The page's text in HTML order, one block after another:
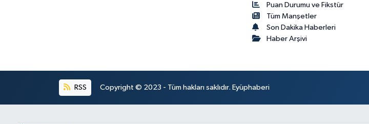
Puan Durumu ve Fikstür
Tüm Manşetler
Son Dakika Haberleri
Haber Arşivi
RSS Copyright © 2023 - Tüm hakları saklıdır. Eyüphaberi